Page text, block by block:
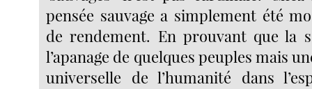
pensée sauvage a simplement été
de rendement. En prouvant que la
l’apanage de quelques peuples mais
universelle de l’humanité dans